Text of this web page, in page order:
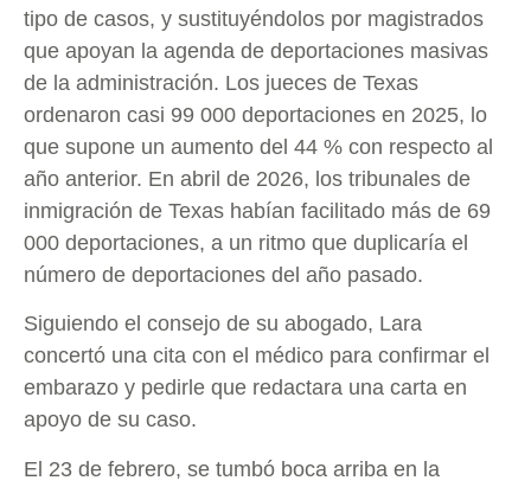
tipo de casos, y sustituyéndolos por magistrados
que apoyan la agenda de deportaciones masivas
de la administración. Los jueces de Texas
ordenaron casi 99 000 deportaciones en 2025, lo
que supone un aumento del 44 % con respecto al
año anterior. En abril de 2026, los tribunales de
inmigración de Texas habían facilitado más de 69
000 deportaciones, a un ritmo que duplicaría el
número de deportaciones del año pasado.
Siguiendo el consejo de su abogado, Lara
concertó una cita con el médico para confirmar el
embarazo y pedirle que redactara una carta en
apoyo de su caso.
El 23 de febrero, se tumbó boca arriba en la